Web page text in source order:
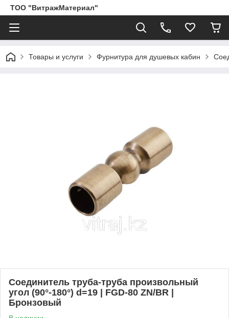
ТОО "ВитражМатериал"
Товары и услуги Фурнитура для душевых кабин
Соединитель труба-труба произвольный
угол (90°-180°) d=19 | FGD-80 ZN/BR |
Бронзовый